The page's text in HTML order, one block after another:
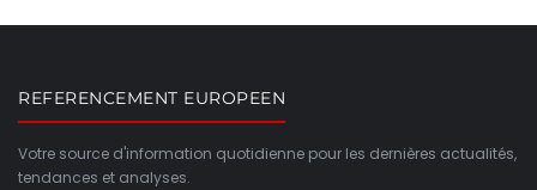
REFERENCEMENT EUROPEEN
Votre source d'information quotidienne pour les dernières actualités,
tendances et analyses.